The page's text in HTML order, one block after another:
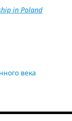
in Poland
века